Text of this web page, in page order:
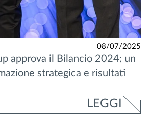
08/07/2025
approva il Bilancio 2024: un
strategica e risultati
LEGGI